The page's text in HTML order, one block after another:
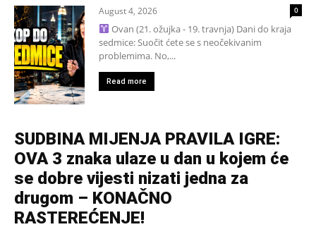
August 4, 2026 0
Ovan (21. ožujka - 19. travnja) Dani do kraja
sedmice: Suočit ćete se s neočekivanim
problemima. No,...
Read more
SUDBINA MIJENJA PRAVILA IGRE:
OVA 3 znaka ulaze u dan u kojem će
se dobre vijesti nizati jedna za
drugom – KONAČNO
RASTEREĆENJE!